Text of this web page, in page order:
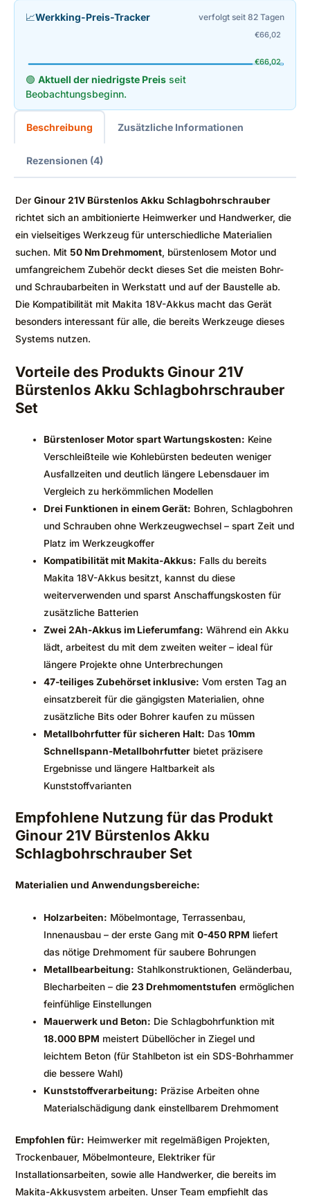
📈Werkking-Preis-Tracker verfolgt seit 82 Tagen
€66,02
€66,02
🟢 Aktuell der niedrigste Preis seit
Beobachtungsbeginn.
Beschreibung Zusätzliche Informationen
Rezensionen (4)
Der Ginour 21V Bürstenlos Akku Schlagbohrschrauber
richtet sich an ambitionierte Heimwerker und Handwerker, die
ein vielseitiges Werkzeug für unterschiedliche Materialien
suchen. Mit 50 Nm Drehmoment , bürstenlosem Motor und
umfangreichem Zubehör deckt dieses Set die meisten Bohr-
und Schraubarbeiten in Werkstatt und auf der Baustelle ab.
Die Kompatibilität mit Makita 18V-Akkus macht das Gerät
besonders interessant für alle, die bereits Werkzeuge dieses
Systems nutzen.
Vorteile des Produkts Ginour 21V
Bürstenlos Akku Schlagbohrschrauber
Set
Bürstenloser Motor spart Wartungskosten: Keine
Verschleißteile wie Kohlebürsten bedeuten weniger
Ausfallzeiten und deutlich längere Lebensdauer im
Vergleich zu herkömmlichen Modellen
Drei Funktionen in einem Gerät: Bohren, Schlagbohren
und Schrauben ohne Werkzeugwechsel – spart Zeit und
Platz im Werkzeugkoffer
Kompatibilität mit Makita-Akkus: Falls du bereits
Makita 18V-Akkus besitzt, kannst du diese
weiterverwenden und sparst Anschaffungskosten für
zusätzliche Batterien
Zwei 2Ah-Akkus im Lieferumfang: Während ein Akku
lädt, arbeitest du mit dem zweiten weiter – ideal für
längere Projekte ohne Unterbrechungen
47-teiliges Zubehörset inklusive: Vom ersten Tag an
einsatzbereit für die gängigsten Materialien, ohne
zusätzliche Bits oder Bohrer kaufen zu müssen
Metallbohrfutter für sicheren Halt: Das10mm
Schnellspann-Metallbohrfutter bietet präzisere
Ergebnisse und längere Haltbarkeit als
Kunststoffvarianten
Empfohlene Nutzung für das Produkt
Ginour 21V Bürstenlos Akku
Schlagbohrschrauber Set
Materialien und Anwendungsbereiche:
Holzarbeiten: Möbelmontage, Terrassenbau,
Innenausbau – der erste Gang mit0-450 RPM liefert
das nötige Drehmoment für saubere Bohrungen
Metallbearbeitung: Stahlkonstruktionen, Geländerbau,
Blecharbeiten – die23 Drehmomentstufen ermöglichen
feinfühlige Einstellungen
Mauerwerk und Beton: Die Schlagbohrfunktion mit
18.000 BPM meistert Dübellöcher in Ziegel und
leichtem Beton (für Stahlbeton ist ein SDS-Bohrhammer
die bessere Wahl)
Kunststoffverarbeitung: Präzise Arbeiten ohne
Materialschädigung dank einstellbarem Drehmoment
Empfohlen für: Heimwerker mit regelmäßigen Projekten,
Trockenbauer, Möbelmonteure, Elektriker für
Installationsarbeiten, sowie alle Handwerker, die bereits im
Makita-Akkusystem arbeiten. Unser Team empfiehlt das